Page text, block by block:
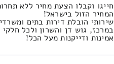
חייגו וקבלו הצעת מחיר ללא
המחיר הזול בישראל!
שירותי הובלת דירות בתים
במרכז, גוש דן והשרון ולכל
אמינות ודייקנות מעל הכל!